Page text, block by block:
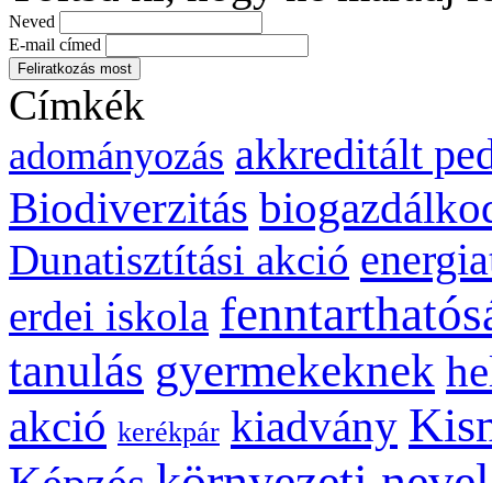
Neved
E-mail címed
Címkék
adományozás akkreditált
Biodiverzitás
Dunatisztítási akció
erdei iskola
tanulás gyermekeknek
akció kerékpár kiadvány